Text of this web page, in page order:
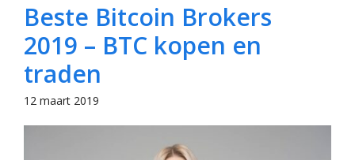
Beste Bitcoin Brokers
2019 – BTC kopen en
traden
12 maart 2019